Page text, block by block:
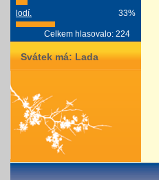
lodí. 33%
Celkem hlasovalo: 224
Svátek má:Lada